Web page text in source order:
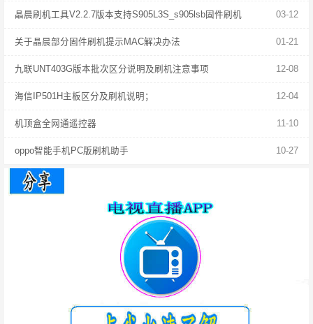
03-12
晶晨刷机工具V2.2.7版本支持S905L3S_s905lsb固件刷机
01-21
关于晶晨部分固件刷机提示MAC解决办法
12-08
九联UNT403G版本批次区分说明及刷机注意事项
12-04
海信IP501H主板区分及刷机说明；
11-10
机顶盒全网通遥控器
10-27
oppo智能手机PC版刷机助手